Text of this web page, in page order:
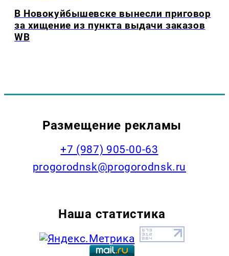
В Новокуйбышевске вынесли приговор
за хищение из пункта выдачи заказов
WB
Размещение рекламы
+7 (987) 905-00-63
progorodnsk@progorodnsk.ru
Наша статистика